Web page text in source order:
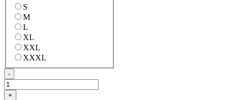
S
M
L
XL
XXL
XXXL
-
+